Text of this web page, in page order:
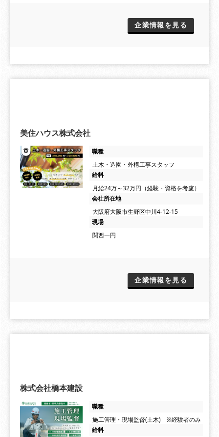
企業情報を見る
美住ハウス株式会社
職種
土木・造園・外構工事スタッフ
給料
月給24万～32万円（経験・資格を考慮）
会社所在地
大阪府大阪市生野区中川4-12-15
現場
関西一円
企業情報を見る
株式会社橋本建設
職種
施工管理・現場監督(土木) ※経験者のみ
給料